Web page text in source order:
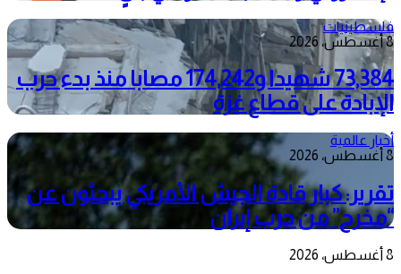
فلسطينيات
8 أغسطس، 2026
73,384 شهيدا و174,242 مصابا منذ بدء حرب
الإبادة على قطاع غزة
أخبار عالمية
8 أغسطس، 2026
تقرير: كبار قادة الجيش الأمريكي يبحثون عن
“مخرج” من حرب إيران
8 أغسطس، 2026